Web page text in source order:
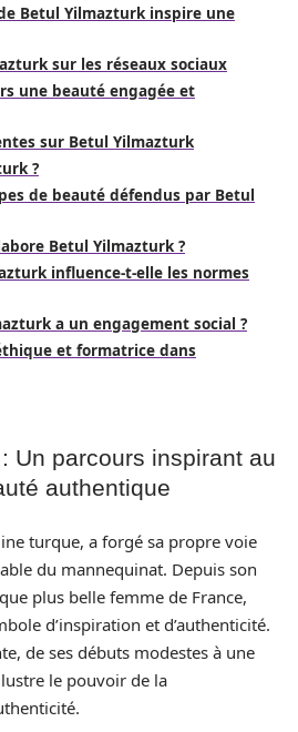
Betul Yilmazturk inspire une
sur les réseaux sociaux
une beauté engagée et
sur Betul Yilmazturk
?
de beauté défendus par Betul
Betul Yilmazturk ?
influence-t-elle les normes
a un engagement social ?
et formatrice dans
Un parcours inspirant au
authentique
turque, a forgé sa propre voie
du mannequinat. Depuis son
plus belle femme de France,
d’inspiration et d’authenticité.
de ses débuts modestes à une
le pouvoir de la